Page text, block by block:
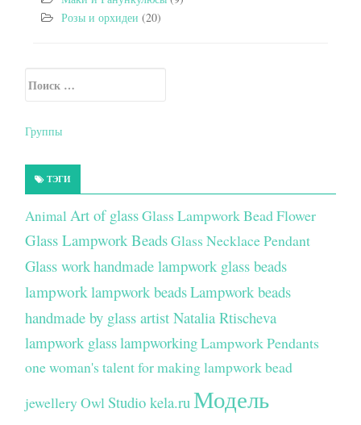
Розы и орхидеи (20)
Secondary Sidebar
Группы
ТЭГИ
Animal Art of glassGlass Lampwork Bead Flower
Glass Lampwork BeadsGlass Necklace Pendant
Glass workhandmade lampwork glass beads
lampworklampwork beadsLampwork beads
handmade by glass artist Natalia Rtischeva
lampwork glasslampworkingLampwork Pendants
one woman's talent for making lampwork bead
jewelleryOwlStudio kela.ru Модель